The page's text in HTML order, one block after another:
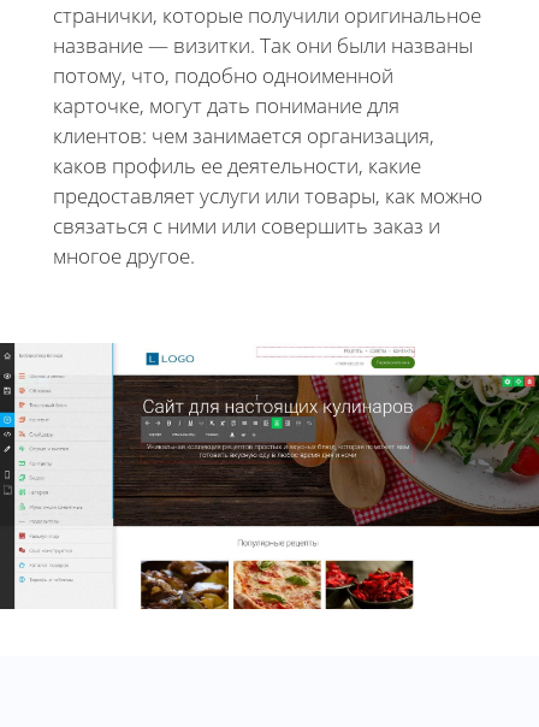
странички, которые получили оригинальное
название — визитки. Так они были названы
потому, что, подобно одноименной
карточке, могут дать понимание для
клиентов: чем занимается организация,
каков профиль ее деятельности, какие
предоставляет услуги или товары, как можно
связаться с ними или совершить заказ и
многое другое.